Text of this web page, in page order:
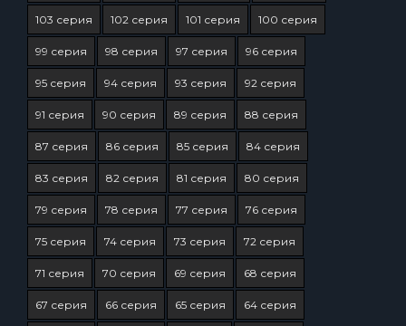
103 серия 102 серия 101 серия 100 серия
99 серия 98 серия 97 серия 96 серия
95 серия 94 серия 93 серия 92 серия
91 серия 90 серия 89 серия 88 серия
87 серия 86 серия 85 серия 84 серия
83 серия 82 серия 81 серия 80 серия
79 серия 78 серия 77 серия 76 серия
75 серия 74 серия 73 серия 72 серия
71 серия 70 серия 69 серия 68 серия
67 серия 66 серия 65 серия 64 серия